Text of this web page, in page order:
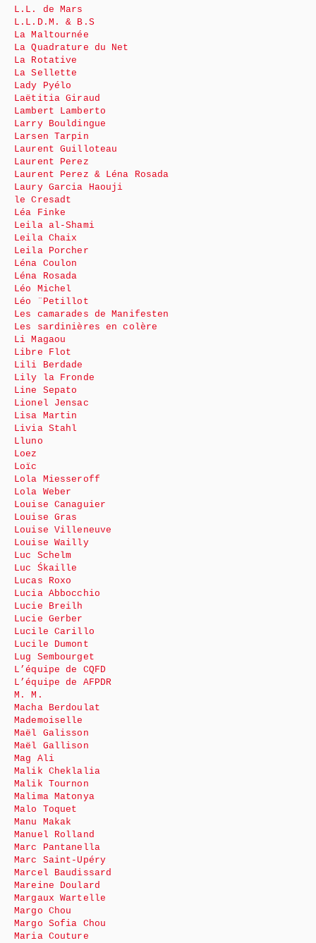
L.L. de Mars
L.L.D.M. & B.S
La Maltournée
La Quadrature du Net
La Rotative
La Sellette
Lady Pyélo
Laëtitia Giraud
Lambert Lamberto
Larry Bouldingue
Larsen Tarpin
Laurent Guilloteau
Laurent Perez
Laurent Perez & Léna Rosada
Laury Garcia Haouji
le Cresadt
Léa Finke
Leila al-Shami
Leila Chaix
Leila Porcher
Léna Coulon
Léna Rosada
Léo Michel
Léo ¨Petillot
Les camarades de Manifesten
Les sardinières en colère
Li Magaou
Libre Flot
Lili Berdade
Lily la Fronde
Line Sepato
Lionel Jensac
Lisa Martin
Livia Stahl
Lluno
Loez
Loïc
Lola Miesseroff
Lola Weber
Louise Canaguier
Louise Gras
Louise Villeneuve
Louise Wailly
Luc Schelm
Luc Śkaille
Lucas Roxo
Lucia Abbocchio
Lucie Breilh
Lucie Gerber
Lucile Carillo
Lucile Dumont
Lug Sembourget
L’équipe de CQFD
L’équipe de AFPDR
M. M.
Macha Berdoulat
Mademoiselle
Maël Galisson
Maël Gallison
Mag Ali
Malik Cheklalia
Malik Tournon
Malima Matonya
Malo Toquet
Manu Makak
Manuel Rolland
Marc Pantanella
Marc Saint-Upéry
Marcel Baudissard
Mareine Doulard
Margaux Wartelle
Margo Chou
Margo Sofia Chou
Maria Couture